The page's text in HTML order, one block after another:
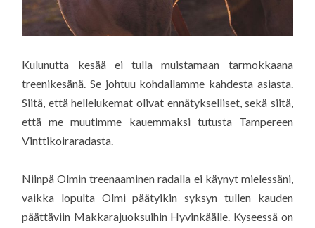
Kulunutta kesää ei tulla muistamaan tarmokkaana
treenikesänä. Se johtuu kohdallamme kahdesta asiasta.
Siitä, että hellelukemat olivat ennätykselliset, sekä siitä,
että me muutimme kauemmaksi tutusta Tampereen
Vinttikoiraradasta.
Niinpä Olmin treenaaminen radalla ei käynyt mielessäni,
vaikka lopulta Olmi päätyikin syksyn tullen kauden
päättäviin Makkarajuoksuihin Hyvinkäälle. Kyseessä on